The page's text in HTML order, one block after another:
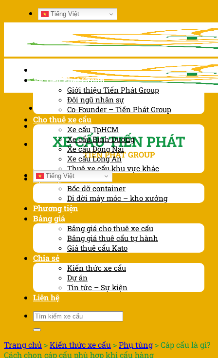
Chuyển
đến
Tiếng Việt
XE CẨU TIẾN PHÁT
TIẾN PHÁT GROUP
Tiếng Việt
Về Tiến Phát Group
Giới thiệu Tiến Phát Group
Đội ngũ nhân sự
Co-Founder – Tiến Phát Group
Cho thuê xe cẩu
Xe cẩu TpHCM
Xe cẩu Bình Dương
Xe cẩu Đồng Nai
Xe cẩu Long An
Thuê xe cẩu khu vực khác
Dịch vụ
Bốc dỡ container
Di dời máy móc – kho xưởng
Phương tiện
Bảng giá
Bảng giá cho thuê xe cẩu
Bảng giá thuê cẩu tự hành
Giá thuê cẩu Kato
Chia sẻ
Kiến thức xe cẩu
Dự án
Tin tức – Sự kiện
Liên hệ
Tìm
Trang chủ >Kiến thức xe cẩu >Phụ tùng >Cáp cẩu là gì?
Cách chọn cáp cẩu phù hợp khi cẩu hàng